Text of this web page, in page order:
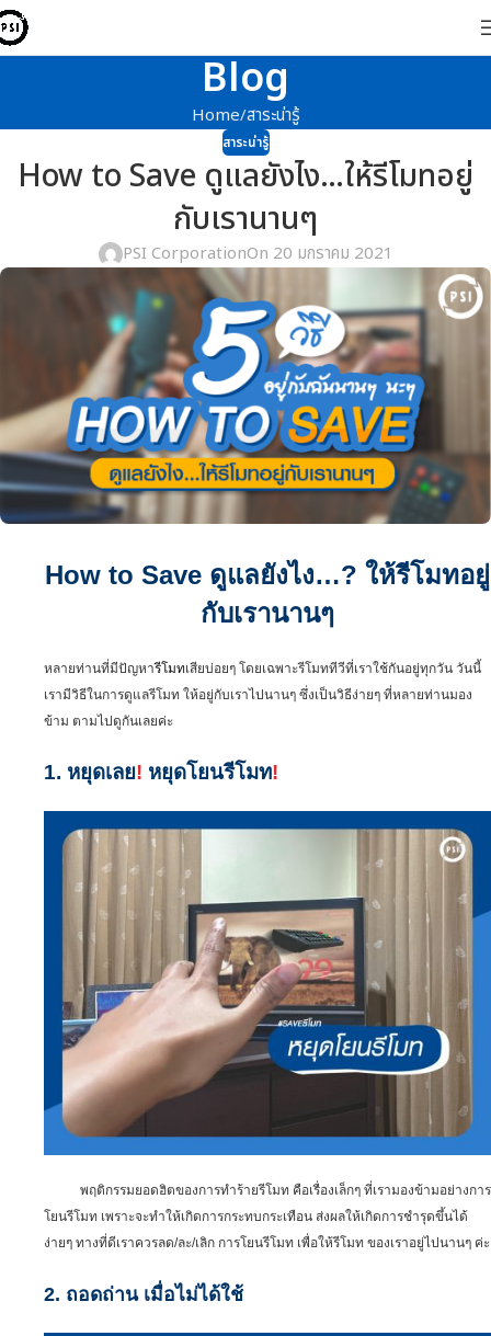
Blog
Home สาระน่ารู้
สาระน่ารู้
How to Save ดูแลยังไง…ให้รีโมทอยู่
กับเรานานๆ
PSI CorporationOn 20 มกราคม 2021
How to Save ดูแลยังไง…? ให้รีโมทอยู่
กับเรานานๆ
หลายท่านที่มีปัญหารีโมทเสียบ่อยๆ โดยเฉพาะรีโมททีวีที่เราใช้กันอยู่ทุกวัน วันนี้
เรามีวิธีในการดูแลรีโมท ให้อยู่กับเราไปนานๆ ซึ่งเป็นวิธีง่ายๆ ที่หลายท่านมอง
ข้าม ตามไปดูกันเลยค่ะ
1. หยุดเลย! หยุดโยนรีโมท!
พฤติกรรมยอดฮิตของการทำร้ายรีโมท คือเรื่องเล็กๆ ที่เรามองข้ามอย่างการ
โยนรีโมท เพราะจะทำให้เกิดการกระทบกระเทือน ส่งผลให้เกิดการชำรุดขึ้นได้
ง่ายๆ ทางที่ดีเราควรลด/ละ/เลิก การโยนรีโมท เพื่อให้รีโมท ของเราอยู่ไปนานๆ ค่ะ
2. ถอดถ่าน เมื่อไม่ได้ใช้